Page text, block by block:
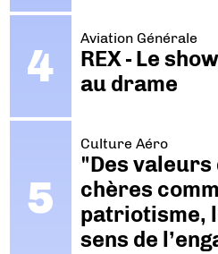
Aviation Générale
REX - Le
au drame
Culture Aéro
"Des valeurs
chères
patriotisme,
sens de